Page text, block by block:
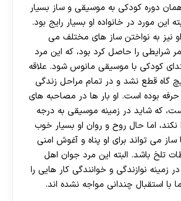
دوره کودکی به موسیقی و ساز بسیار
این مورد در خانواده او بسیار رایج بود.
نیز به نواختن ساز های مختلف می
شرایطی را حاصل کرد بود، که این مرد
کودکی با موسیقی مانوس شود. علاقه
گاه قطع نشد و در تمام مراحل زندگی
بوده است. او بار ها در مصاحبه های
که شاید در زمینه موسیقی به درجه
اما حال روح و روان او بسیار خوب
می تواند برای او پناه و آغوش امنی
تلخ باشد. البته این مرد جوان اهل
زمینه نوازندگی و خوانندگی کار هایی را
با استقبال چندانی مواجه نشده اند.